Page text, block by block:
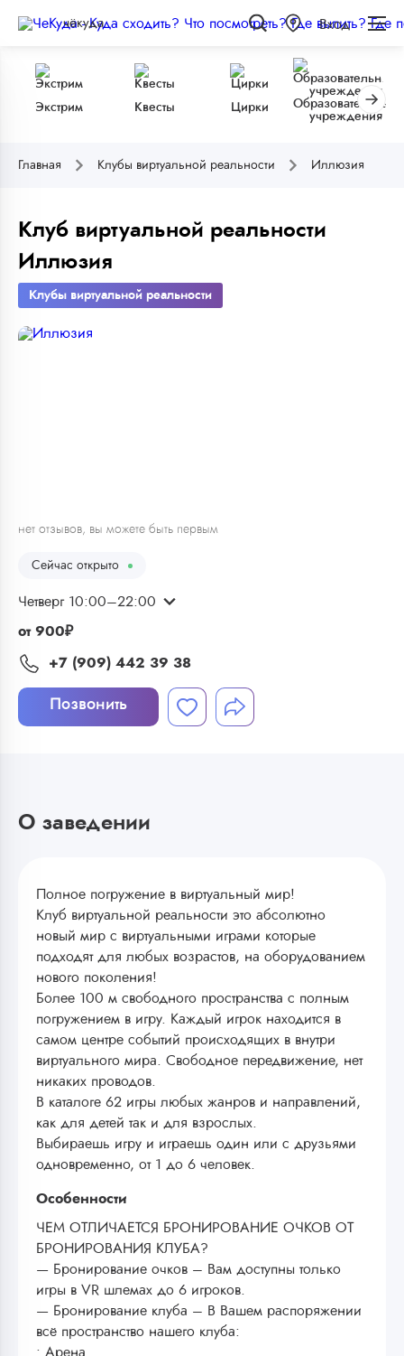
чёкуда Вход
Экстрим Квесты Цирки
Образовательные
учреждения
Главная Клубы виртуальной реальности Иллюзия
Клуб виртуальной реальности
Иллюзия
Клубы виртуальной реальности
нет отзывов, вы можете быть первым
Сейчас открыто
Четверг 10:00–22:00
от 900₽
+7 (909) 442 39 38
Позвонить
О заведении
Полное погружение в виртуальный мир!
Клуб виртуальной реальности это абсолютно
новый мир с виртуальными играми которые
подходят для любых возрастов, на оборудованием
нового поколения!
Более 100 м свободного пространства с полным
погружением в игру. Каждый игрок находится в
самом центре событий происходящих в внутри
виртуального мира. Свободное передвижение, нет
никаких проводов.
В каталоге 62 игры любых жанров и направлений,
как для детей так и для взрослых.
Выбираешь игру и играешь один или с друзьями
одновременно, от 1 до 6 человек.
Особенности
ЧЕМ ОТЛИЧАЕТСЯ БРОНИРОВАНИЕ ОЧКОВ ОТ
БРОНИРОВАНИЯ КЛУБА?
— Бронирование очков – Вам доступны только
игры в VR шлемах до 6 игроков.
— Бронирование клуба – В Вашем распоряжении
всё пространство нашего клуба:
• Арена